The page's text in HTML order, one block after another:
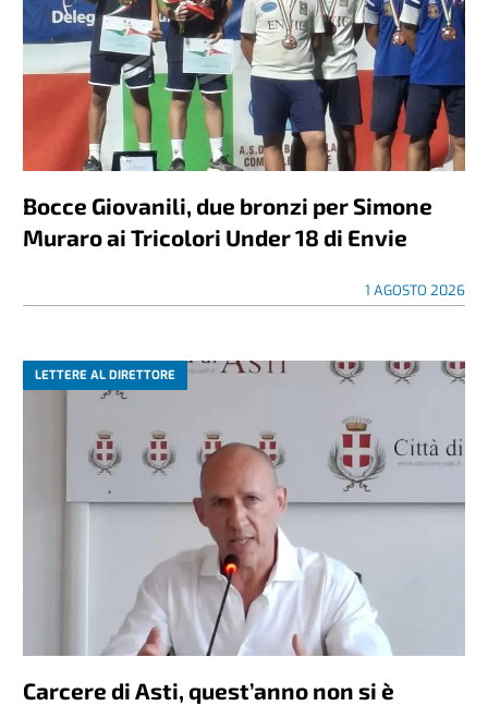
Bocce Giovanili, due bronzi per Simone
Muraro ai Tricolori Under 18 di Envie
1 AGOSTO 2026
LETTERE AL DIRETTORE
Carcere di Asti, quest’anno non si è